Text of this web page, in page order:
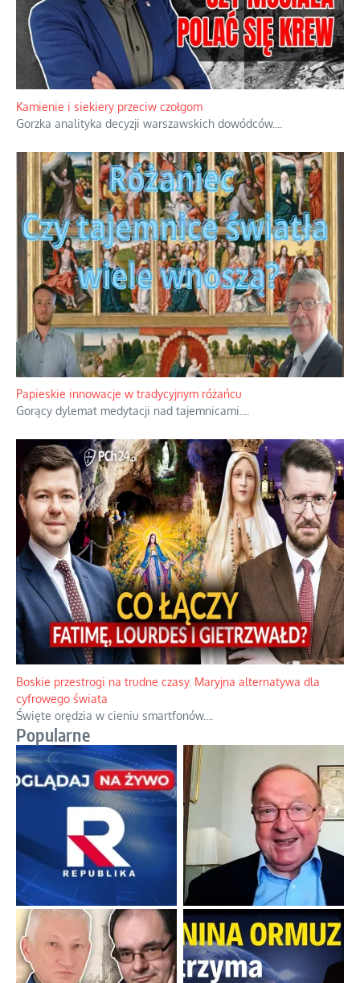
Familijny spór o biskupie sakry
Rodzinna polemika wokół sakr w Écône.
Kamienie i siekiery przeciw czołgom
Gorzka analityka decyzji warszawskich dowódców.
Papieskie innowacje w tradycyjnym różańcu
Gorący dylemat medytacji nad tajemnicami....
Boskie przestrogi na trudne czasy. Maryjna alternatywa dla
cyfrowego świata